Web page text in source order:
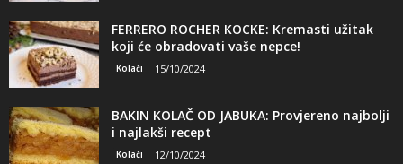
FERRERO ROCHER KOCKE: Kremasti užitak
koji će obradovati vaše nepce!
Kolači 15/10/2024
BAKIN KOLAČ OD JABUKA: Provjereno najbolji
i najlakši recept
Kolači 12/10/2024